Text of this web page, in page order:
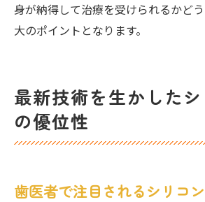
身が納得して治療を受けられるかど
大のポイントとなります。
最新技術を生かした
の優位性
歯医者で注目されるシリコ